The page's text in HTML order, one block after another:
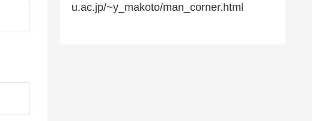
u.ac.jp/~y_makoto/man_corner.html